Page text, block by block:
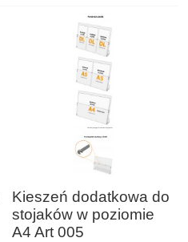
Kieszeń dodatkowa do
stojaków w poziomie
A4 Art 005